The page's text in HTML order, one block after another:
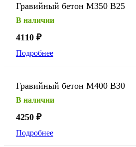
Гравийный бетон М350 В25
В наличии
4110 ₽
Подробнее
Гравийный бетон М400 В30
В наличии
4250 ₽
Подробнее